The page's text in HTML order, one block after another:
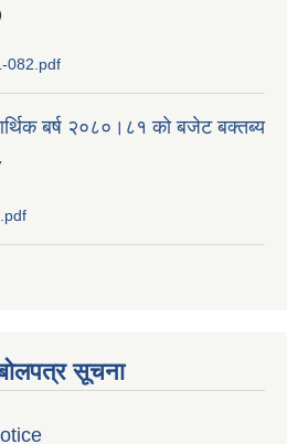
082.pdf
बर्ष २०८०।८१ को बजेट बक्तब्य
सूचना